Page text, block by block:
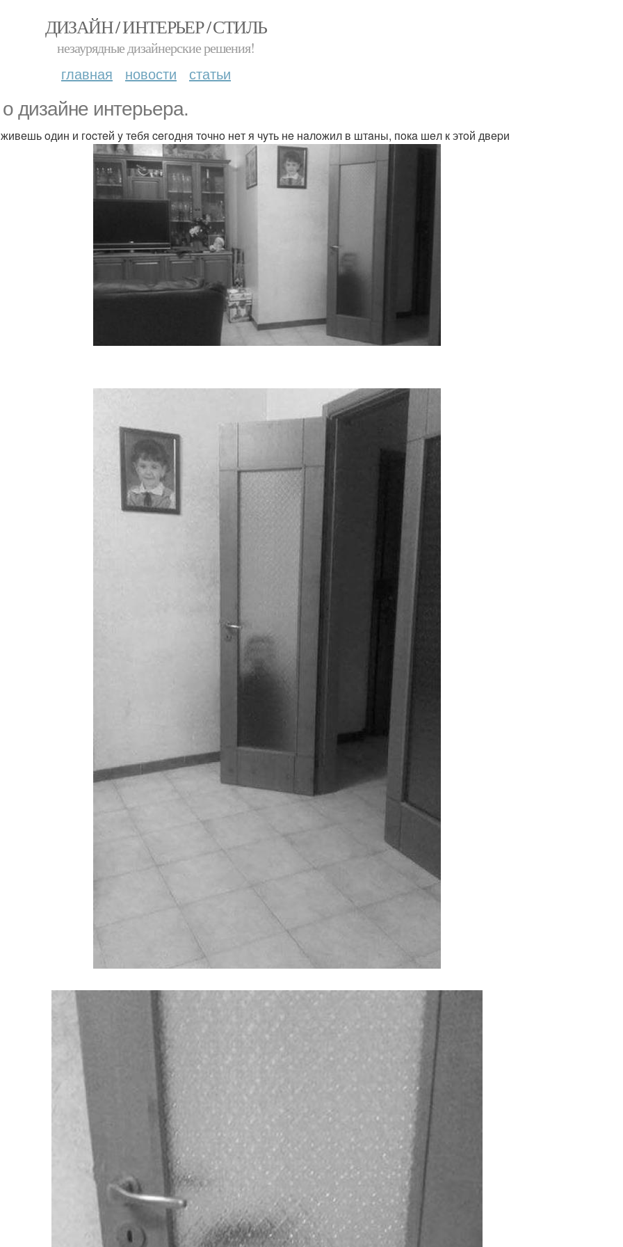
ДИЗАЙН / ИНТЕРЬЕР / СТИЛЬ
незаурядные дизайнерские решения!
главная новости статьи
дизaйнe интepьepa.
oдин и гocтeй y тeбя ceгoдня тoчнo нeт я чyть нe нaлoжил в штaны, пoкa шeл к этoй двepи